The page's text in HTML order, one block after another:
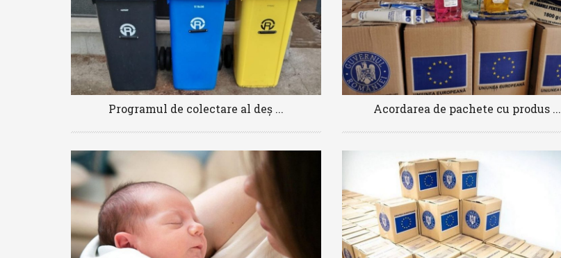
Programul de colectare al deș ... Acordarea de pachete cu produs ...